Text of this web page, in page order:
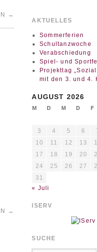
→
→
AKTUELLES
Sommerferien
Schultanzwoche
Verabschiedung
Spiel- und
Projekttag
mit den 3. und 4.
AUGUST 2026
M D M D F
3
4 5 6
10
11 12 13
17
18 19 20
24
25 26 27
31
« Juli
ISERV
SUCHE